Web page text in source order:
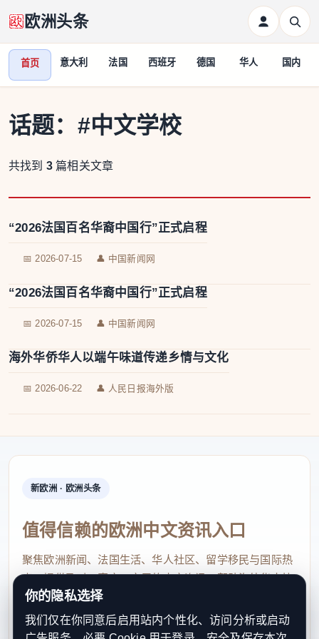
欧洲头条
首页 意大利 法国 西班牙 德国 华人 国内
话题： #中文学校
共找到 3 篇相关文章
“2026法国百名华裔中国行”正式启程
📅 2026-07-15 👤 中国新闻网
“2026法国百名华裔中国行”正式启程
📅 2026-07-15 👤 中国新闻网
海外华侨华人以端午味道传递乡情与文化
📅 2026-06-22 👤 人民日报海外版
新欧洲 · 欧洲头条
值得信赖的欧洲中文资讯入口
聚焦欧洲新闻、法国生活、华人社区、留学移民与国际热
点，提供及时、真实、实用的中文资讯，帮助海外华人快
速了解欧洲动态。
contact@xinouzhou.com
你的隐私选择
我们仅在你同意后启用站内个性化、访问分析或启动